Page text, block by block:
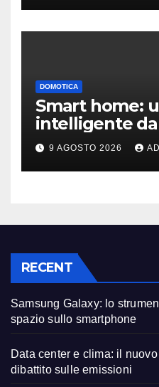
DOMOTICA
Smart home:
intelligente
può fare la
9 AGOSTO 2026
RECENT
Samsung Galaxy: lo
spazio sullo smartphone
Data center e clima: il
dibattito sulle emissioni